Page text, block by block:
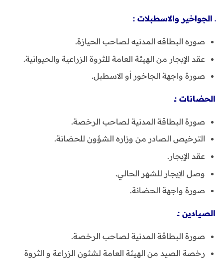
ـ الجواخير والاسطبلات :
صوره البطاقه المدنيه لصاحب الحيازة.
عقد الإيجار من الهيئة العامة للثروة الزراعية والحيوانية.
صورة واجهة الجاخور أو الاسطبل.
الحضانات :ـ
صورة البطاقة المدنية لصاحب الرخصة.
الترخيص الصادر من وزاره الشؤون للحضانة.
عقد الإيجار.
وصل الإيجار للشهر الحالي.
صورة واجهة الحضانة.
الصيادين :ـ
صورة البطاقة المدنية لصاحب الرخصة.
رخصة الصيد من الهيئة العامة لشئون الزراعة و الثروة